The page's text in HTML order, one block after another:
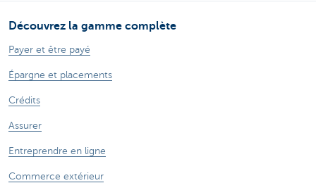
Découvrez la gamme complète
Payer et être payé
Épargne et placements
Crédits
Assurer
Entreprendre en ligne
Commerce extérieur